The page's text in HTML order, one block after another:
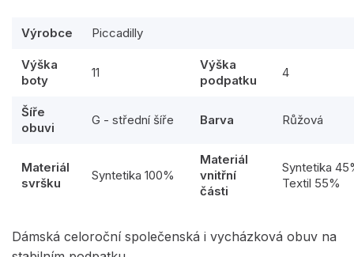
Výrobce Piccadilly
Výška
boty
11
Výška
podpatku
4
Šíře
obuvi
G - střední šíře Barva Růžová
Materiál
svršku
Syntetika 100%
Materiál
vnitřní
části
Syntetika
Textil 55%
Dámská celoroční společenská i vycházková obuv na